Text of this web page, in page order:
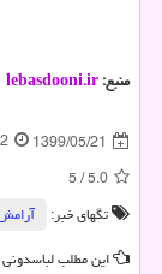
منبع:lebasdooni.ir
1399/05/21
5.0
/
5
تگهای خبر:
این مطلب